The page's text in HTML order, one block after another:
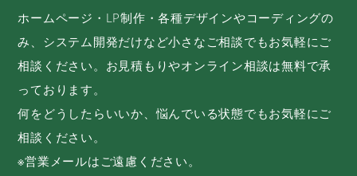
ホームページ・LP制作・各種デザインやコーディングの
み、システム開発だけなど小さなご相談でもお気軽にご
相談ください。お見積もりやオンライン相談は無料で承
っております。
何をどうしたらいいか、悩んでいる状態でもお気軽にご
相談ください。
※営業メールはご遠慮ください。